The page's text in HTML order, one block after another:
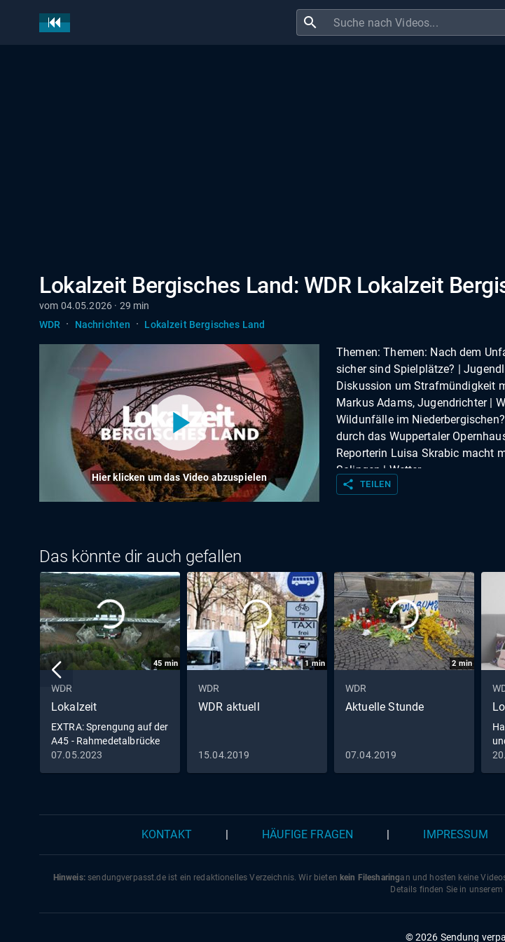
search
Lokalzeit Bergisches Land: WDR Lokalzeit
vom 04.05.2026 · 29 min
WDR
· Nachrichten · Lokalzeit Bergisches Land
Hier klicken um das Video abzuspielen
Themen: Themen: Nach dem
sicher sind Spielplätze? |
Diskussion um Strafmündigkeit
Markus Adams, Jugendrichter |
Wildunfälle im
durch das Wuppertaler
Reporterin Luisa Skrabic macht
Solingen | Wetter
share TEILEN
Das könnte dir auch gefallen
45 min
WDR
Lokalzeit
EXTRA: Sprengung auf der
A45 - Rahmedetalbrücke
in Lüdenscheid fällt
07.05.2023
1min
WDR
WDR aktuell
15.04.2019
2 min
WDR
Aktuelle Stunde
07.04.2019
KONTAKT HÄUFIGE FRAGEN IMPRESSUM
Hinweis:sendungverpasst.deist ein redaktionelles Verzeichnis. Wir bieten kein Filesharingan und hosten keine
Details finden Sie in unserem
© 2026 Sendung